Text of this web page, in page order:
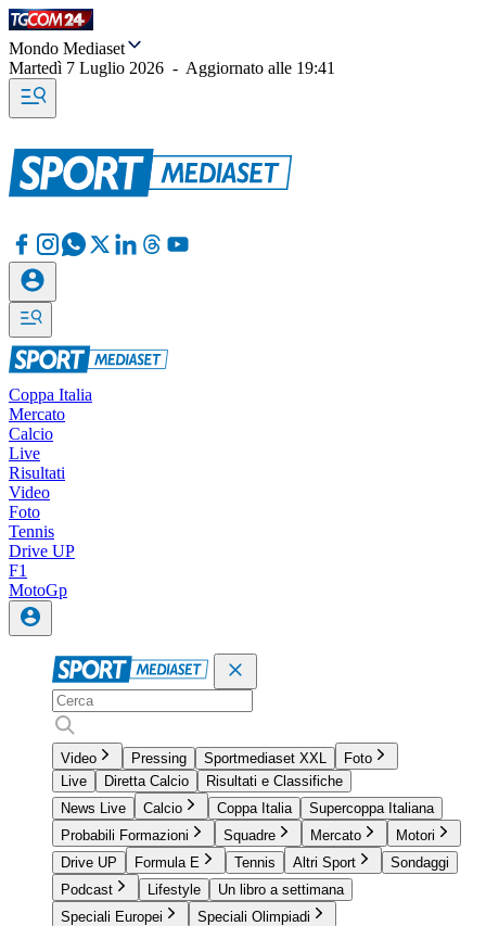
Mondo Mediaset
Martedì 7 Luglio 2026 - Aggiornato alle 19:41
Coppa Italia
Mercato
Calcio
Live
Risultati
Video
Foto
Tennis
Drive UP
F1
MotoGp
Video Pressing Sportmediaset XXL
Foto
Live
Diretta Calcio
Risultati e Classifiche
News Live
Calcio Coppa Italia
Supercoppa Italiana
Probabili Formazioni
Squadre Mercato
Motori
Drive UP
Formula E Tennis Altri Sport
Sondaggi
Podcast
Lifestyle
Un libro a settimana
Speciali Europei
Speciali Olimpiadi